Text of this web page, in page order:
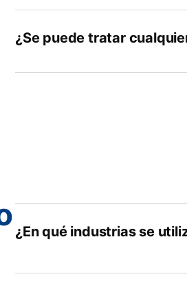
¿Se puede tratar
¿En qué industrias se